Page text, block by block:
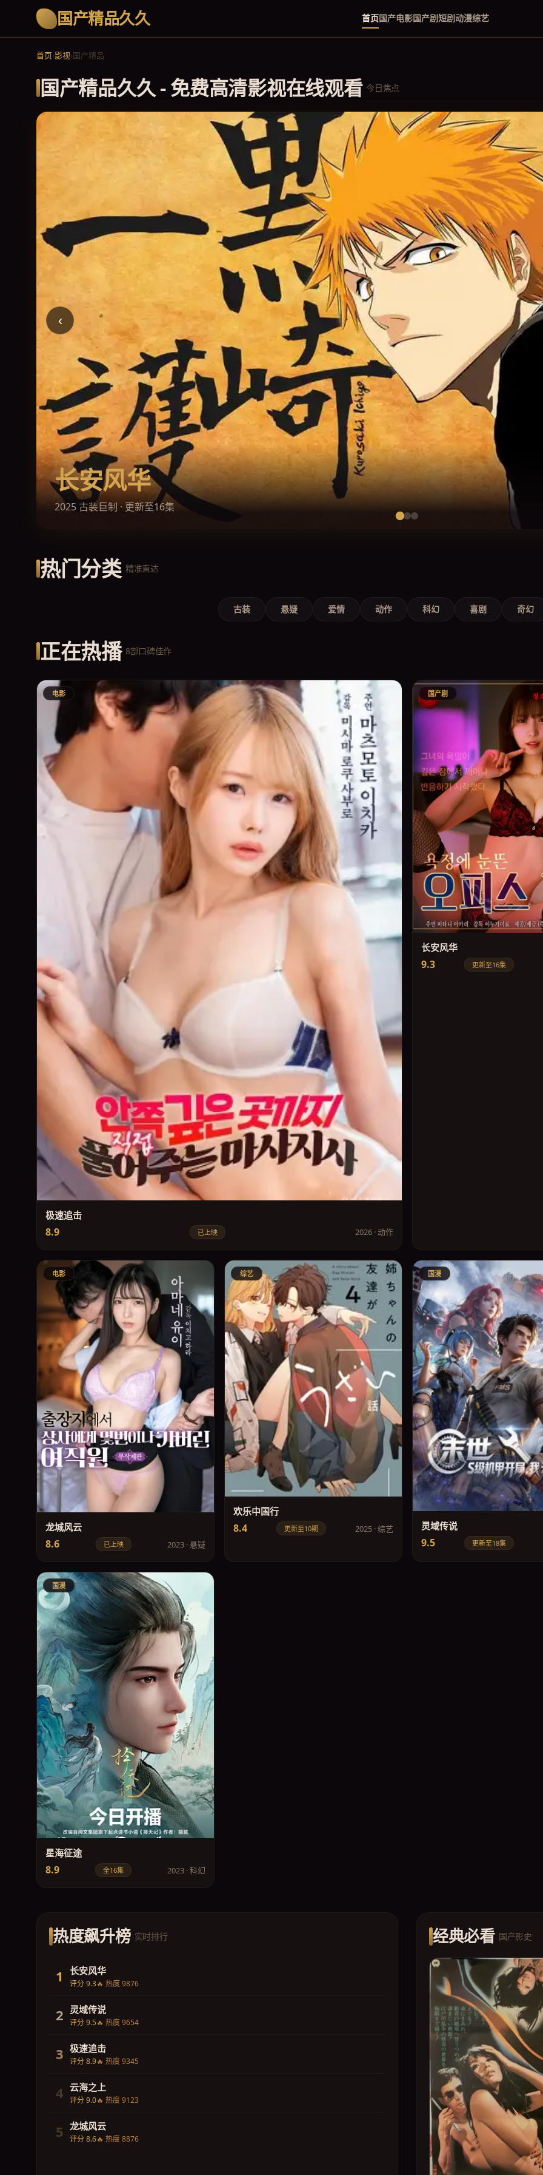
国产精品久久 首页国产电影国产剧短剧动漫综艺
首页›影视›国产精品
国产精品久久 - 免费高清影视在线观看 今日焦点
极速追击
2026 动作大片 · 震撼上映
‹
热门分类 精准直达
古装 悬疑 爱情 动作 科幻 喜剧 奇幻
正在热播 8部口碑佳作
电影
极速追击
8.9 已上映 2026 · 动作
国产剧
长安风华
9.3 更新至16集
电影
龙城风云
8.6 已上映 2023 · 悬疑
综艺
欢乐中国行
8.4 更新至10期 2025 · 综艺
国漫
灵域传说
9.5 更新至18集
国漫
星海征途
8.9 全16集 2023 · 科幻
热度飙升榜 实时排行
1 长安风华
评分 9.3🔥 热度 9876
2 灵域传说
评分 9.5🔥 热度 9654
3 极速追击
评分 8.9🔥 热度 9345
4 云海之上
评分 9.0🔥 热度 9123
5 龙城风云
评分 8.6🔥 热度 8876
经典必看 国产影史